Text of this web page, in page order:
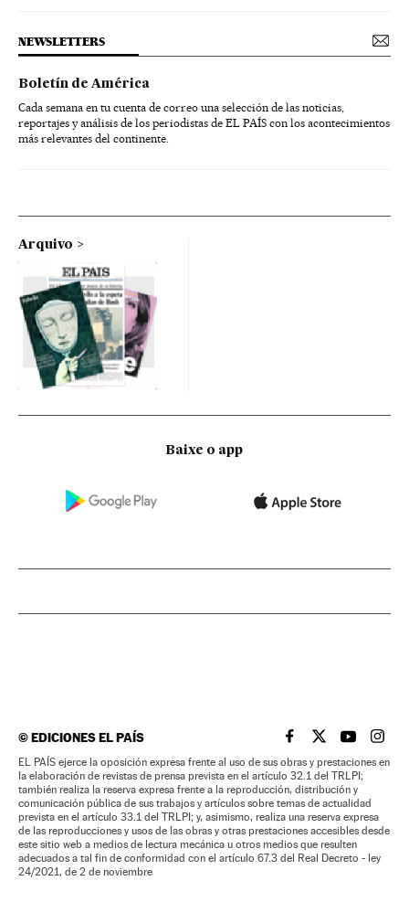
NEWSLETTERS
Boletín de América
Cada semana en tu cuenta de correo una selección de las noticias,
reportajes y análisis de los periodistas de EL PAÍS con los acontecimientos
más relevantes del continente.
Arquivo
Baixe o app
©EDICIONES EL PAÍS EL PAÍS BRASIL EN
EL PAÍSEL PAÍS
EL
EL PAÍS ejerce la oposición expresa frente al uso de sus obras y prestaciones en
la elaboración de revistas de prensa prevista en el artículo 32.1 del TRLPI;
también realiza la reserva expresa frente a la reproducción, distribución y
comunicación pública de sus trabajos y artículos sobre temas de actualidad
prevista en el artículo 33.1 del TRLPI; y, asimismo, realiza una reserva expresa
de las reproducciones y usos de las obras y otras prestaciones accesibles desde
este sitio web a medios de lectura mecánica u otros medios que resulten
adecuados a tal fin de conformidad con el artículo 67.3 del Real Decreto - ley
24/2021, de 2 de noviembre